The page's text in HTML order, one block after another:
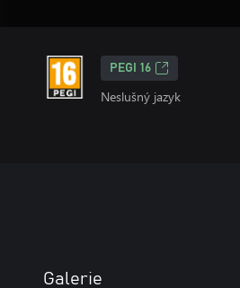
PEGI 16
Neslušný jazyk
Galerie